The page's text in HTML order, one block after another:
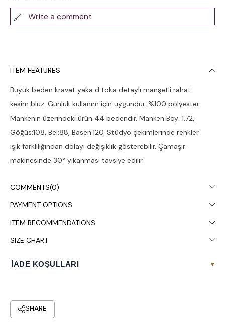
Write a comment
ITEM FEATURES
Büyük beden kravat yaka d toka detaylı manşetli rahat
kesim bluz. Günlük kullanım için uygundur. %100 polyester.
Mankenin üzerindeki ürün 44 bedendir. Manken Boy: 1.72,
Göğüs:108, Bel:88, Basen:120. Stüdyo çekimlerinde renkler
ışık farklılığından dolayı değişiklik gösterebilir. Çamaşır
makinesinde 30° yıkanması tavsiye edilir.
COMMENTS(0)
PAYMENT OPTIONS
ITEM RECOMMENDATIONS
SIZE CHART
İADE KOŞULLARI ▾